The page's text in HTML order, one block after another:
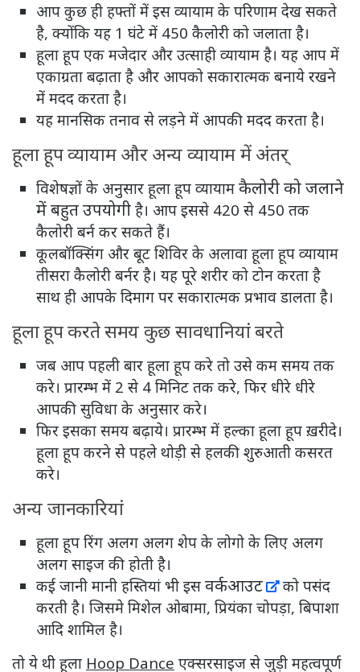
आप कुछ ही हफ्तों में इस व्यायाम के परिणाम देख सकते
है, क्योंकि यह 1 घंटे में 450 कैलोरी को जलाता है।
हूला हूप एक मजेदार और उत्साही व्यायाम है। यह आप में
एकाग्रता बढ़ाता है और आपको सकारात्मक बनाये रखने
में मदद करता है।
यह मानसिक तनाव से लड़ने में आपकी मदद करता है।
हूला हूप व्यायाम और अन्य व्यायाम में अंतर्
विशेषज्ञों के अनुसार हूला हूप व्यायाम कैलोरी को जलाने
में बहुत उपयोगी है। आप इससे 420 से 450 तक
कैलोरी बर्न कर सकते हैं।
कूलबॉक्सिंग और बूट शिविर के अलावा हूला हूप व्यायाम
तीसरा कैलोरी बर्नर है। यह पूरे शरीर को टोन करता है
साथ ही आपके दिमाग पर सकारात्मक प्रभाव डालता है।
हूला हूप करते समय कुछ सावधानियां बरते
जब आप पहली बार हूला हूप करे तो उसे कम समय तक
करे। प्रारम्भ में 2 से 4 मिनिट तक करे, फिर धीरे धीरे
आपकी सुविधा के अनुसार करे।
फिर इसका समय बढ़ाये। प्रारम्भ में हल्का हूला हूप ख़रीदे।
हूला हूप करने से पहले थोड़ी से हलकी शुरुआती कसरत
करे।
अन्य जानकारियां
हूला हूप रिंग अलग अलग शेप के लोगो के लिए अलग
अलग साइज की होती है।
कई जानी मानी हस्तियां भी इस वर्कआउट
को पसंद
करती है। जिसमे मिशेल ओबामा, प्रियंका चोपड़ा, बिपाशा
आदि शामिल है।
तो ये थी हूला Hoop Dance एक्सरसाइज से जुड़ी महत्वपूर्ण